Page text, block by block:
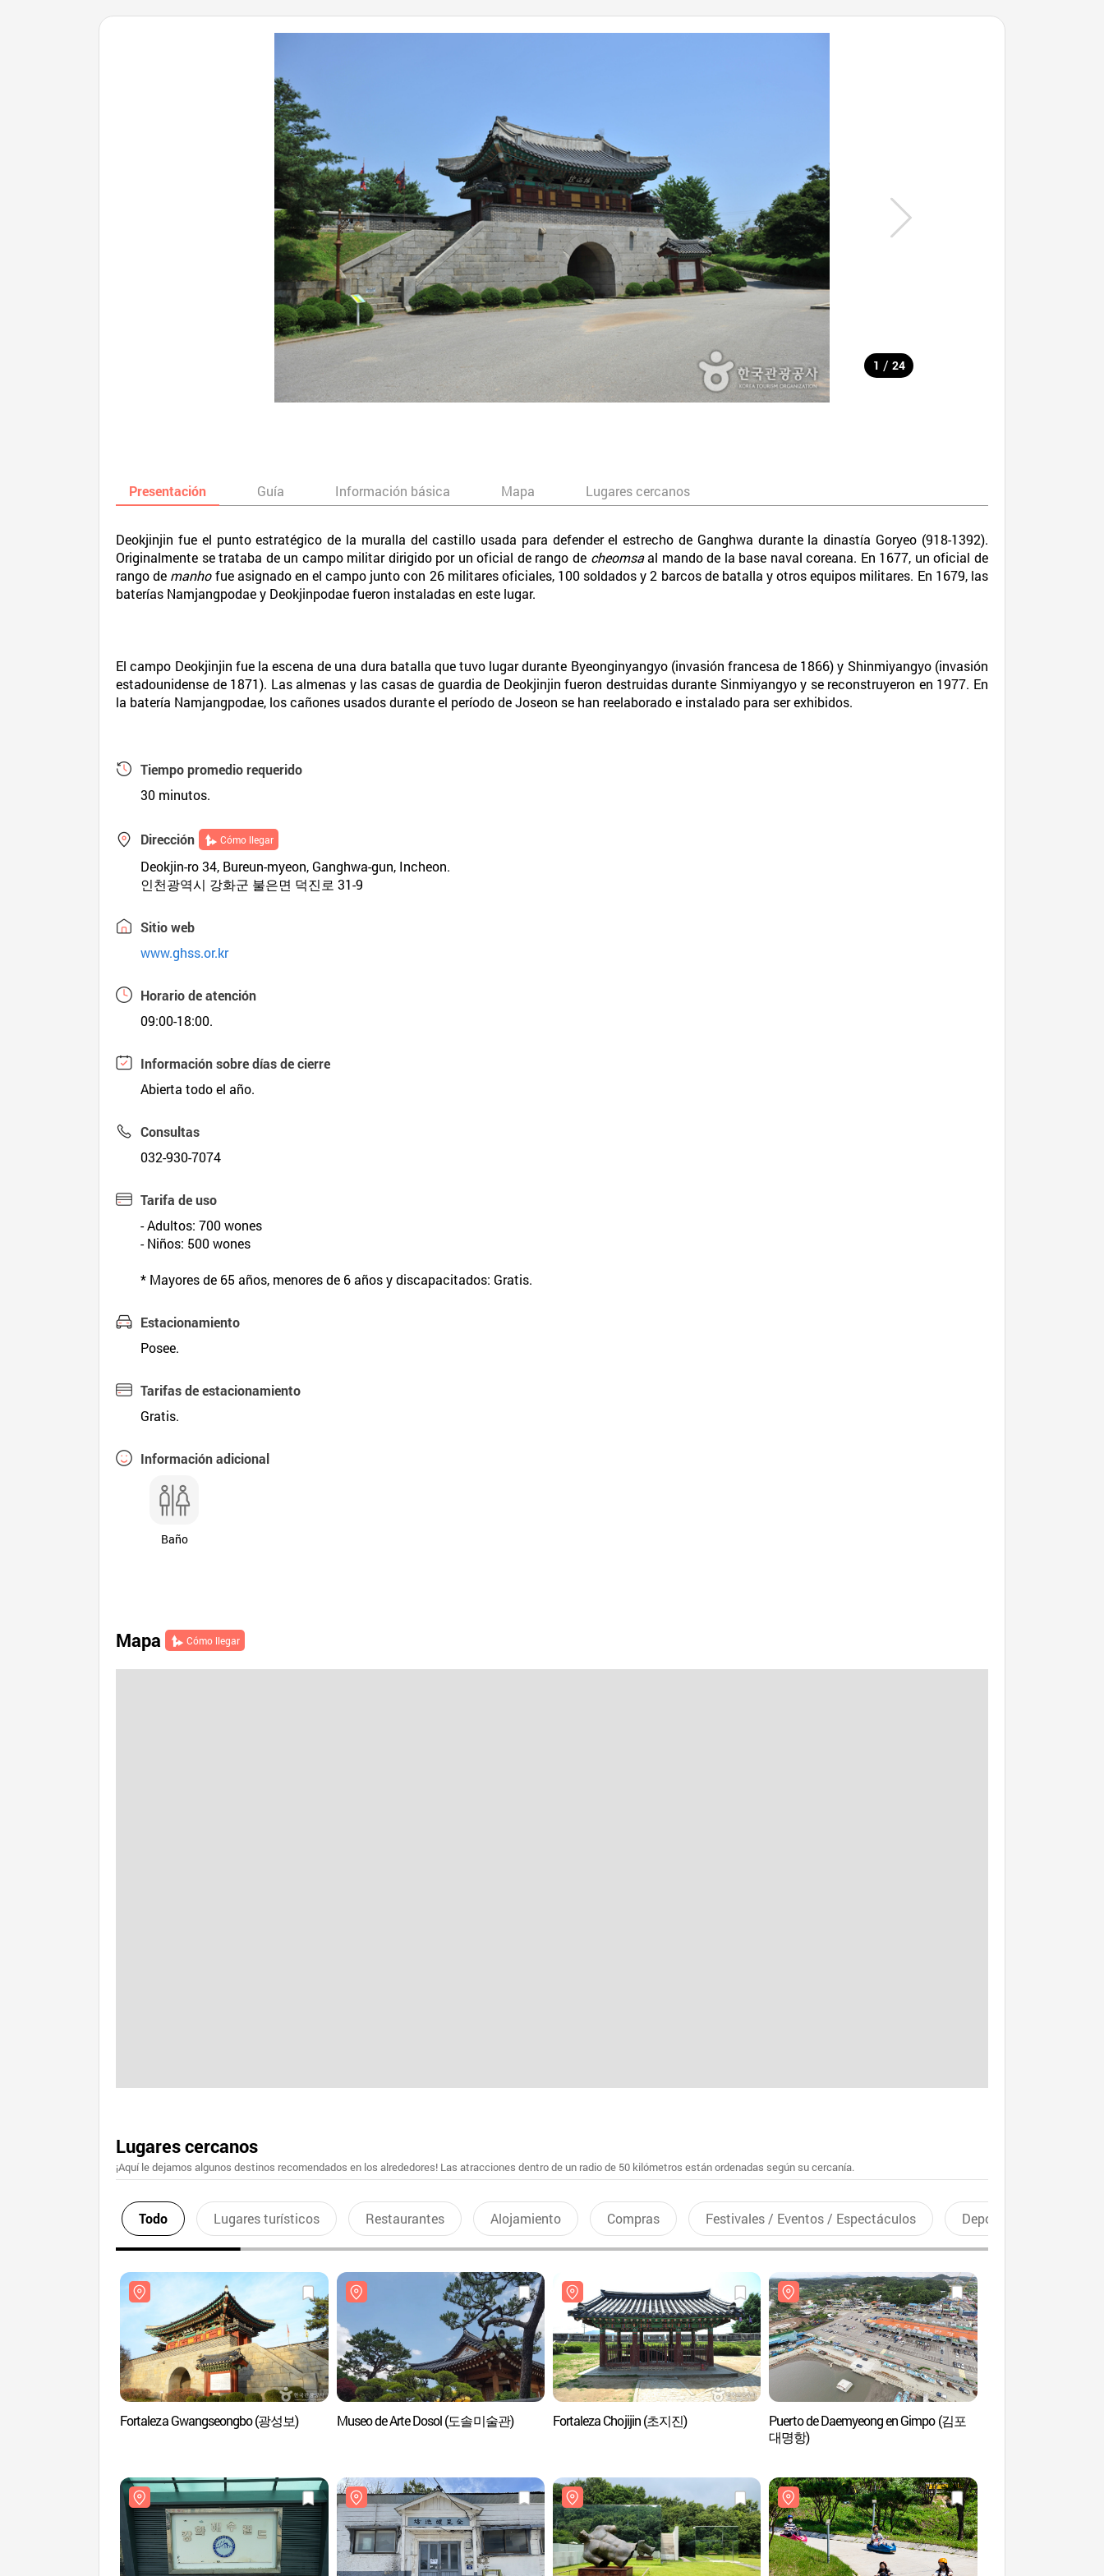
1 / 24
Presentación Guía Información básica Mapa Lugares cercanos
Deokjinjin fue el punto estratégico de la muralla del castillo usada para defender el estrecho de Ganghwa durante la dinastía Goryeo (918-1392).
Originalmente se trataba de un campo militar dirigido por un oficial de rango de cheomsaal mando de la base naval coreana. En 1677, un oficial de
rango de manhofue asignado en el campo junto con 26 militares oficiales, 100 soldados y 2 barcos de batalla y otros equipos militares. En 1679, las
baterías Namjangpodae y Deokjinpodae fueron instaladas en este lugar.
El campo Deokjinjin fue la escena de una dura batalla que tuvo lugar durante Byeonginyangyo (invasión francesa de 1866) y Shinmiyangyo (invasión
estadounidense de 1871). Las almenas y las casas de guardia de Deokjinjin fueron destruidas durante Sinmiyangyo y se reconstruyeron en 1977. En
la batería Namjangpodae, los cañones usados durante el período de Joseon se han reelaborado e instalado para ser exhibidos.
Tiempo promedio requerido
30 minutos.
Dirección Cómo llegar
Deokjin-ro 34, Bureun-myeon, Ganghwa-gun, Incheon.
인천광역시 강화군 불은면 덕진로 31-9
Sitio web
www.ghss.or.kr
Horario de atención
09:00-18:00.
Información sobre días de cierre
Abierta todo el año.
Consultas
032-930-7074
Tarifa de uso
- Adultos: 700 wones
- Niños: 500 wones
* Mayores de 65 años, menores de 6 años y discapacitados: Gratis.
Estacionamiento
Posee.
Tarifas de estacionamiento
Gratis.
Información adicional
Baño
Mapa Cómo llegar
Lugares cercanos
¡Aquí le dejamos algunos destinos recomendados en los alrededores! Las atracciones dentro de un radio de 50 kilómetros están ordenadas según su cercanía.
Todo Lugares turísticos Restaurantes Alojamiento Compras Festivales / Eventos / Espectáculos Deportes recreativos
Fortaleza Gwangseongbo (광성보) Museo de Arte Dosol (도솔미술관) Fortaleza Chojijin (초지진)
Puerto de Daemyeong en Gimpo (김포
대명항)